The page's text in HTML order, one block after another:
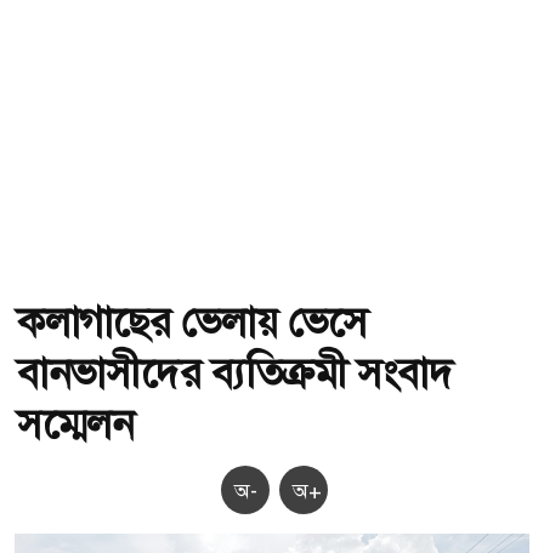
কলাগাছের ভেলায় ভেসে
বানভাসীদের ব্যতিক্রমী সংবাদ
সম্মেলন
অ- অ+